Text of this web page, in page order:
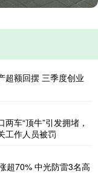
超额回摆 三季度创业
车“顶牛”引发拥堵，
工作人员被罚
超70% 中光防雷3名高